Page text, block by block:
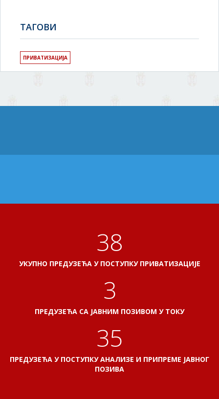
TAГОВИ
ПРИВАТИЗАЦИЈА
41
УКУПНО ПРЕДУЗЕЋА У ПОСТУПКУ ПРИВАТИЗАЦИЈЕ
3
ПРЕДУЗЕЋА СА ЈАВНИМ ПОЗИВОМ У ТОКУ
38
ПРЕДУЗЕЋА У ПОСТУПКУ АНАЛИЗЕ И ПРИПРЕМЕ ЈАВНОГ
ПОЗИВА